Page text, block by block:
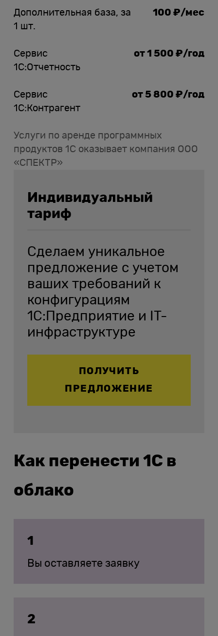
Дополнительная база, за
1 шт.
100 ₽/мес
Сервис
1С:Отчетность
от 1 500 ₽/год
Сервис
1С:Контрагент
от 5 800 ₽/год
Услуги по аренде программных
продуктов 1С оказывает компания ООО
«СПЕКТР»
Индивидуальный
тариф
Сделаем уникальное
предложение с учетом
ваших требований к
конфигурациям
1С:Предприятие и IT-
инфраструктуре
ПОЛУЧИТЬ
ПРЕДЛОЖЕНИЕ
Как перенести 1С в
облако
1
Вы оставляете заявку
2